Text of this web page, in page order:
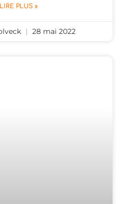
LIRE PLUS »
28 mai 2022